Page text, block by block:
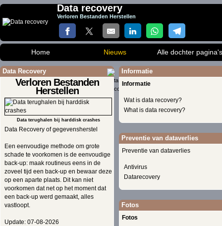
Data recovery
Verloren Bestanden Herstellen
Home Nieuws Alle dochter pagina's
Data Recovery
Verloren Bestanden
Herstellen
Data terughalen bij harddisk crashes
Data Recovery of gegevensherstel
Een eenvoudige methode om grote
schade te voorkomen is de eenvoudige
back-up: maak routineus eens in de
zoveel tijd een back-up en bewaar deze
op een aparte plaats. Dit kan niet
voorkomen dat net op het moment dat
een back-up werd gemaakt, alles
vastloopt.
Update: 07-08-2026
Informatie
Informatie
Wat is data recovery?
What is data recovery?
Preventie van dataverlies
Preventie van dataverlies
Antivirus
Datarecovery
Fotos
Fotos